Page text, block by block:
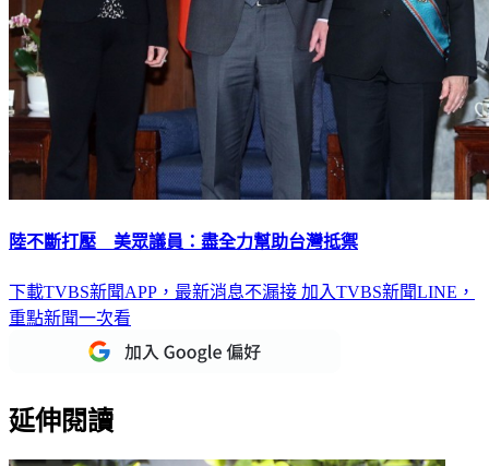
陸不斷打壓 美眾議員：盡全力幫助台灣抵禦
下載TVBS新聞APP，最新消息不漏接 加入TVBS新聞LINE，
重點新聞一次看
延伸閱讀